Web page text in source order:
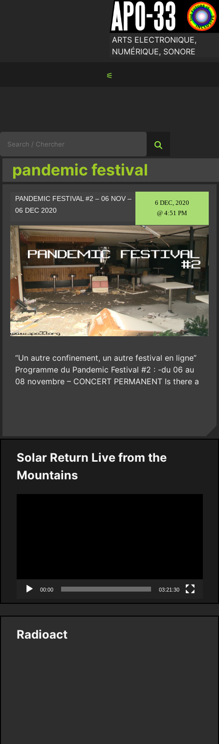
ARTS ELECTRONIQUE,
NUMÉRIQUE, SONORE
⚟
for:
pandemic festival
6 DEC, 2020
@ 4:51 PM
PANDEMIC FESTIVAL #2 – 06 NOV –
06 DEC 2020
“Un autre confinement, un autre festival en ligne”
Programme du Pandemic Festival #2 : -du 06 au
08 novembre – CONCERT PERMANENT Is there a
Solar Return Live from the
Mountains
00:00 03:21:30
Radioact